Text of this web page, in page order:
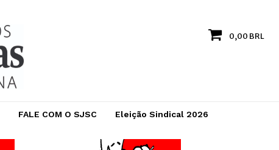
0,00 BRL
FALE COM O SJSC Eleição Sindical 2026